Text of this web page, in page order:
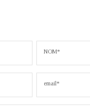
NOM*
email*